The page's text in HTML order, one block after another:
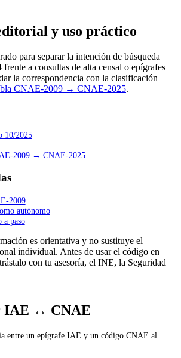
y uso práctico
para separar la intención de búsqueda
frente a consultas de alta censal o epígrafes
la correspondencia con la clasificación
CNAE-2009 → CNAE-2025.
10/2025
2009 → CNAE-2025
2009
autónomo
a paso
es orientativa y no sustituye el
individual. Antes de usar el código en
con tu asesoría, el INE, la Seguridad
IAE ↔ CNAE
entre un epígrafe IAE y un código CNAE al